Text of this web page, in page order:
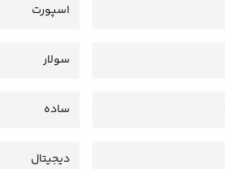
اسپورت
سولار
ساده
دیجیتال